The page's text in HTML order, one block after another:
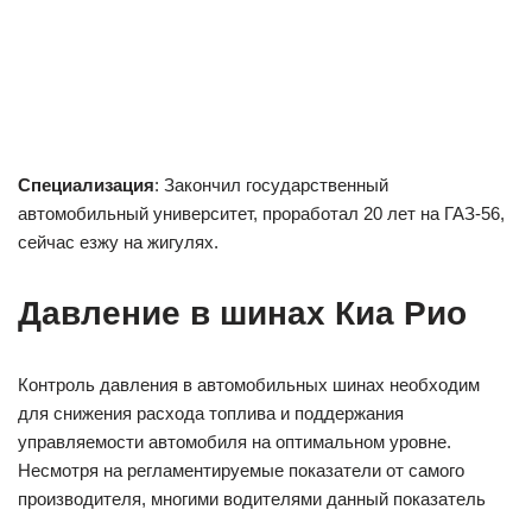
Специализация: Закончил государственный
автомобильный университет, проработал 20 лет на ГАЗ-56,
сейчас езжу на жигулях.
Давление в шинах Киа Рио
Контроль давления в автомобильных шинах необходим
для снижения расхода топлива и поддержания
управляемости автомобиля на оптимальном уровне.
Несмотря на регламентируемые показатели от самого
производителя, многими водителями данный показатель